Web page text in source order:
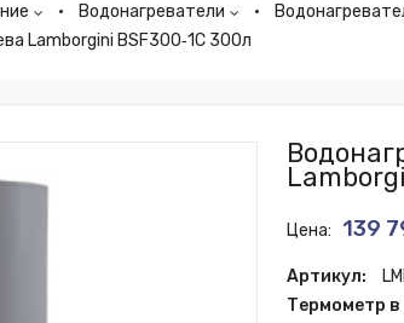
Водонагреватели
Lamborgini BSF300‑1C 300л
Цена: 139
Артикул:
Термометр в